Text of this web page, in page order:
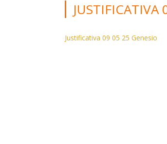
Justificativa 09 05 25 Genesio